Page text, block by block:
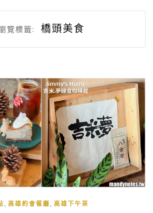
覽標籤: 橋頭美食
, 高雄約會餐廳 , 高雄下午茶